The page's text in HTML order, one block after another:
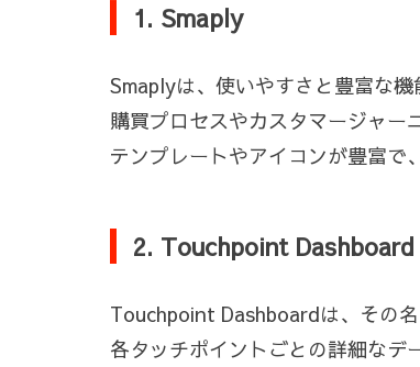
1. Smaply
Smaplyは、使いやすさと豊富な機
購買プロセスやカスタマージャー
テンプレートやアイコンが豊富で
2. Touchpoint Dashboard
Touchpoint Dashboardは、その
各タッチポイントごとの詳細なデ